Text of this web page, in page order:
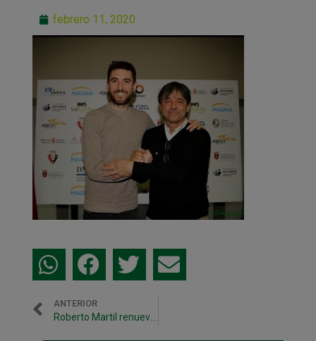
febrero 11, 2020
ANTERIOR
Roberto Martil renueva tres temporadas más.